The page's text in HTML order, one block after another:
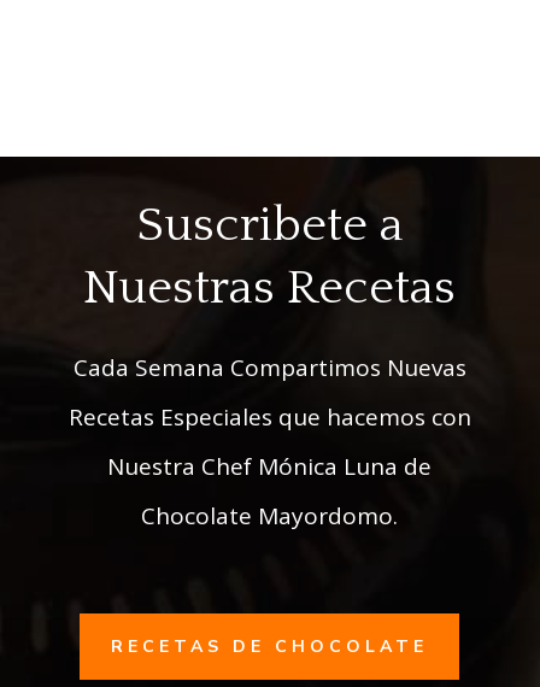
Suscribete a
Nuestras Recetas
Cada Semana Compartimos Nuevas
Recetas Especiales que hacemos con
Nuestra Chef Mónica Luna de
Chocolate Mayordomo.
RECETAS DE CHOCOLATE